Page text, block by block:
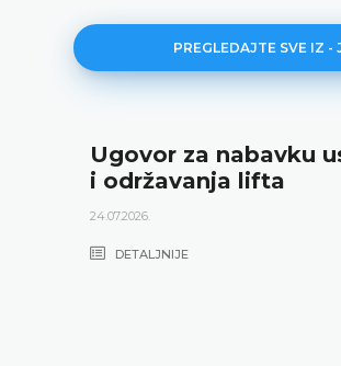
PREGLEDAJTE SVE IZ -
Ugovor za nabavku
i održavanja lifta
24.07.2026.
DETALJNIJE